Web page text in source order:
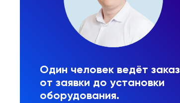
Один человек ведёт заказ
от заявки до установки
оборудования.